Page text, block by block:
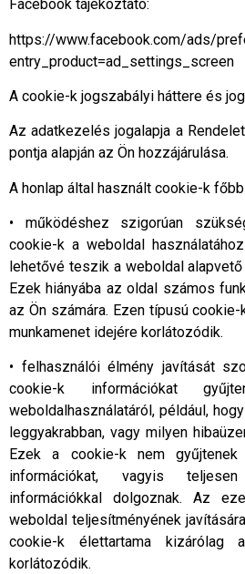
Facebook tájékoztató:
https://www.facebook.com/ads/
entry_product=ad_settings_screen
A cookie-k jogszabályi háttere és
Az adatkezelés jogalapja a
pontja alapján az Ön hozzájárulása.
A honlap által használt cookie-k
• működéshez szigorúan
cookie-k a weboldal
lehetővé teszik a weboldal
Ezek hiányába az oldal számos
az Ön számára. Ezen típusú
munkamenet idejére korlátozódik.
• felhasználói élmény javítását
cookie-k információkat
weboldalhasználatáról, például,
leggyakrabban, vagy milyen
Ezek a cookie-k nem
információkat, vagyis
információkkal dolgoznak. Az
weboldal teljesítményének
cookie-k élettartama kizárólag
korlátozódik.